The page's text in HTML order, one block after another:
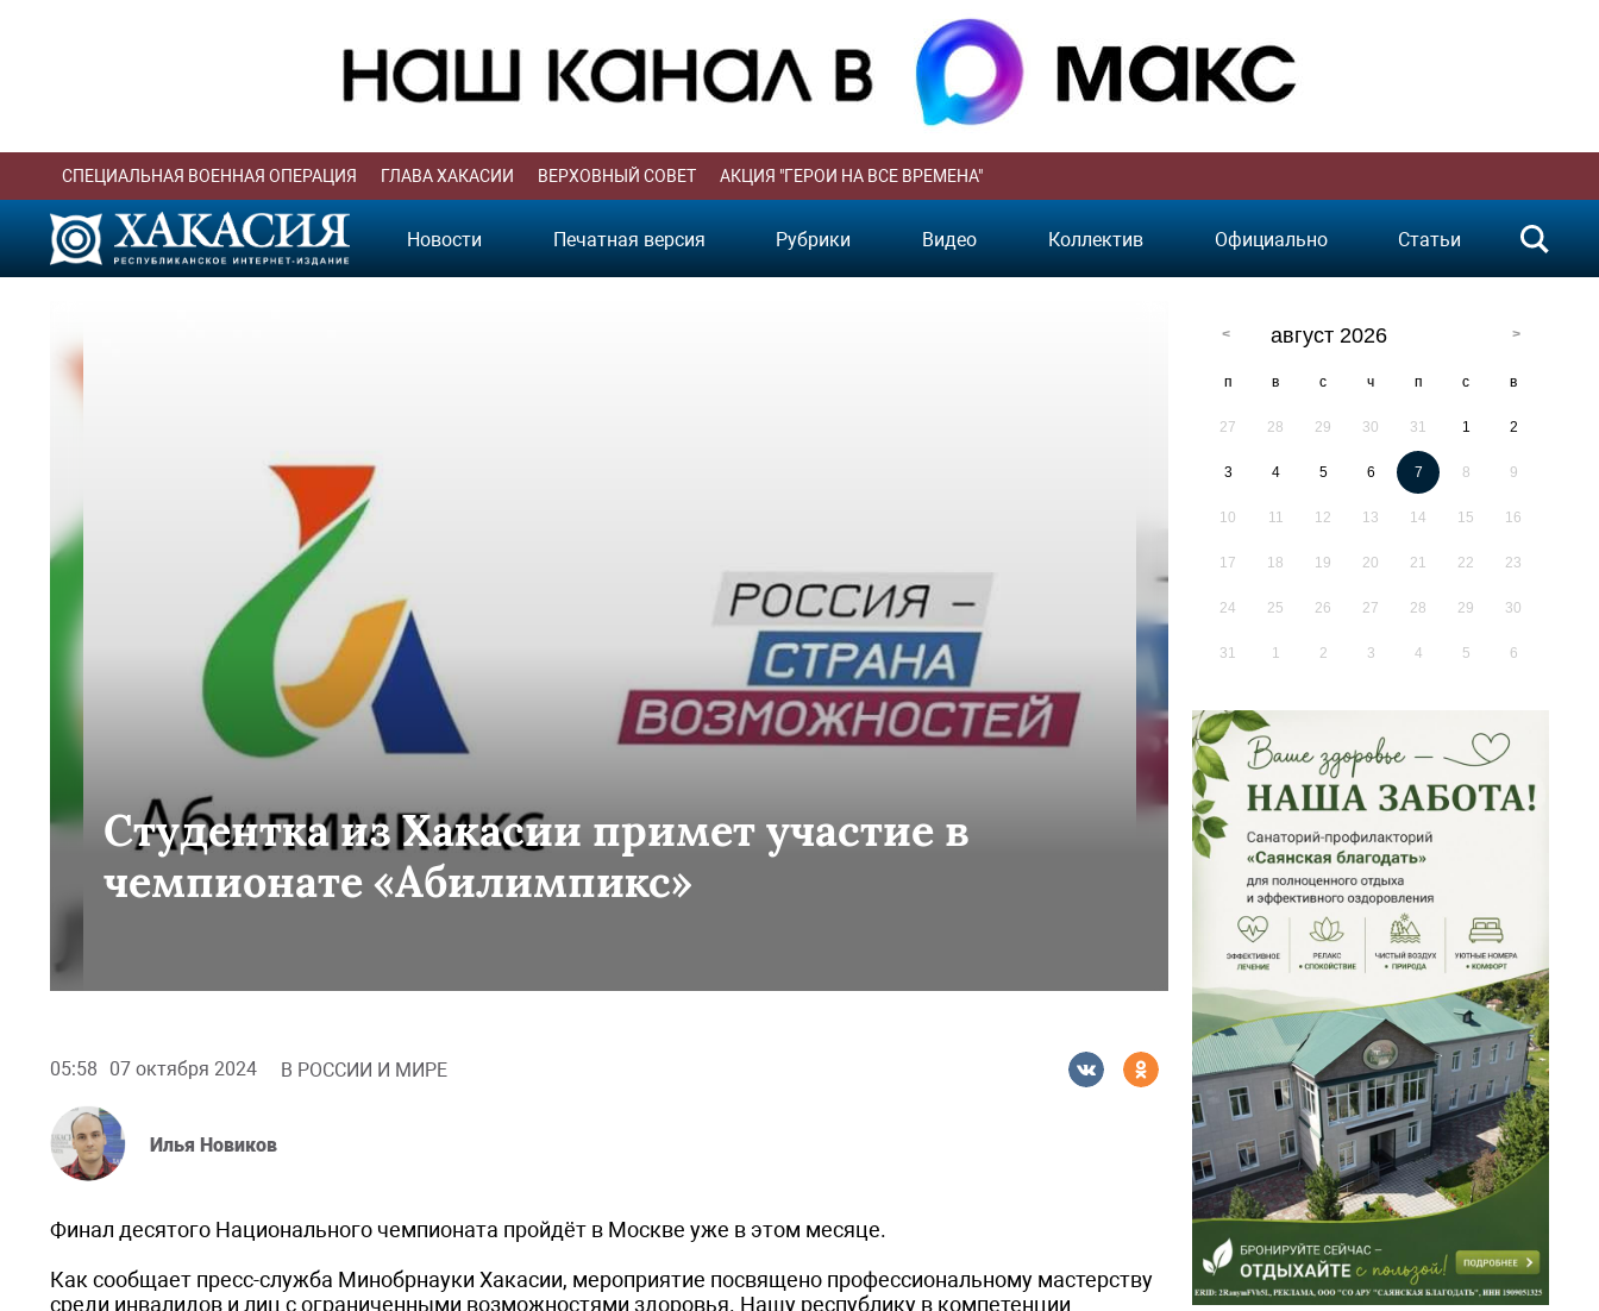
СПЕЦИАЛЬНАЯ ВОЕННАЯ ОПЕРАЦИЯ ГЛАВА ХАКАСИИ ВЕРХОВНЫЙ СОВЕТ АКЦИЯ "ГЕРОИ НА ВСЕ ВРЕМЕНА"
Новости Печатная версия Рубрики Видео Коллектив Официально Статьи
Студентка из Хакасии примет участие в
чемпионате «Абилимпикс»
05:58 07 октября 2024 В РОССИИ И МИРЕ
Илья Новиков
Финал десятого Национального чемпионата пройдёт в Москве уже в этом месяце.
Как сообщает пресс-служба Минобрнауки Хакасии, мероприятие посвящено профессиональному мастерству
среди инвалидов и лиц с ограниченными возможностями здоровья. Нашу республику в компетенции
август 2026
п в с ч п с в
27 28 29 30 31 1 2
3 4 5 6 7 8 9
10 11 12 13 14 15 16
17 18 19 20 21 22 23
24 25 26 27 28 29 30
31 1 2 3 4 5 6